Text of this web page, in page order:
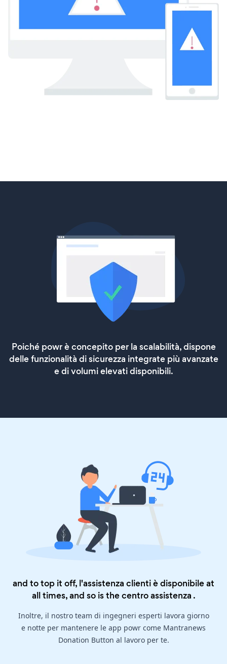
Poiché powr è concepito per la scalabilità, dispone
delle funzionalità di sicurezza integrate più avanzate
e di volumi elevati disponibili.
and to top it off, l'assistenza clienti è disponibile at
all times, and so is thecentro assistenza .
Inoltre, il nostro team di ingegneri esperti lavora giorno
e notte per mantenere le app powr come Mantranews
Donation Button al lavoro per te.